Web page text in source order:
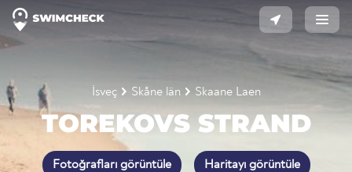
İsveç Skåne län Skaane Laen
TOREKOVS STRAND
Fotoğrafları görüntüle Haritayı görüntüle